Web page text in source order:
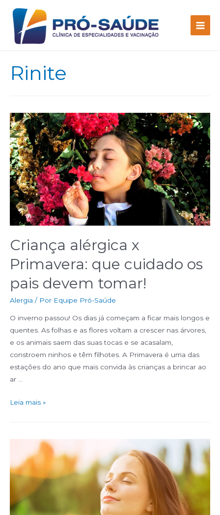
Rinite
Criança alérgica x
Primavera: que cuidado os
pais devem tomar!
Alergia / Por Equipe Pró-Saúde
O inverno passou! Os dias já começam a ficar mais longos e
quentes. As folhas e as flores voltam a crescer nas árvores,
e os animais saem das suas tocas e se acasalam,
constroem ninhos e têm filhotes. A Primavera é uma das
estações do ano que mais convida às crianças a brincar ao
ar …
Leia mais »